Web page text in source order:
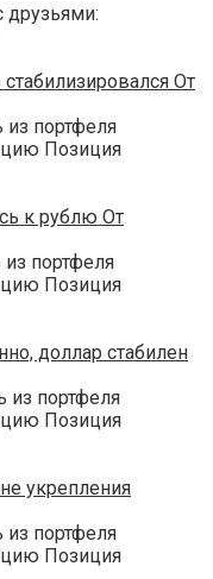
друзьями:
От
из портфеля
Позиция
к рублю От
портфеля
Позиция
доллар стабилен
из портфеля
Позиция
укрепления
из портфеля
Позиция